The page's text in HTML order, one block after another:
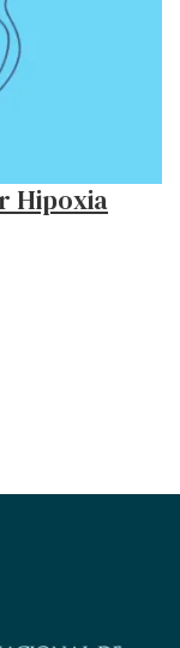
Hipoxia